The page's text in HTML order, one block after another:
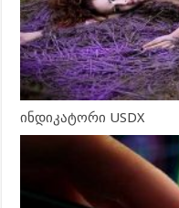
ინდიკატორი USDX